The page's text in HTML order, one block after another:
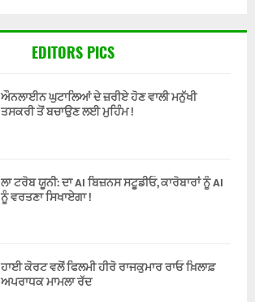
EDITORS PICS
ਔਨਲਾਈਨ ਘੁਟਾਲਿਆਂ ਦੇ ਜ਼ਰੀਏ ਹੋਣ ਵਾਲੀ ਮਨੁੱਖੀ
ਤਸਕਰੀ ਤੋਂ ਬਚਾਉਣ ਲਈ ਮੁਹਿੰਮ !
ਲਾ ਟਰੋਬ ਯੂਨੀ: ਦਾ AI ਬਿਜ਼ਨਸ ਸਟੂਡੀਓ, ਕਾਰੋਬਾਰਾਂ ਨੂੰ AI
ਨੂੰ ਵਰਤਣਾ ਸਿਖਾਏਗਾ !
ਹਾਈ ਕੋਰਟ ਵਲੋਂ ਫਿਲਮੀ ਹੀਰੋ ਰਾਜਕੁਮਾਰ ਰਾਓ ਖ਼ਿਲਾਫ਼
ਅਪਰਾਧਕ ਮਾਮਲਾ ਰੱਦ